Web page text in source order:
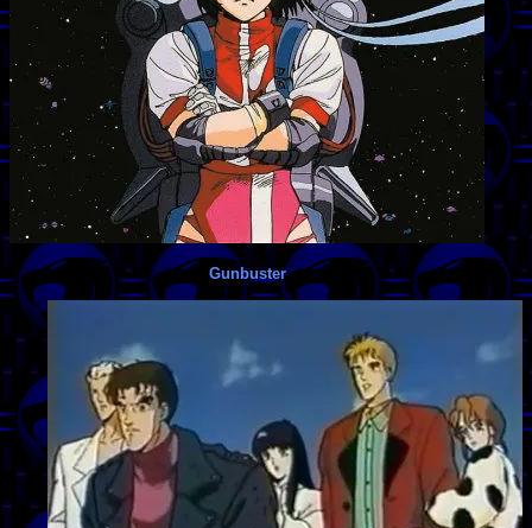
Gunbuster